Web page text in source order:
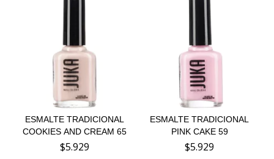
ESMALTE TRADICIONAL
COOKIES AND CREAM 65
$5.929
ESMALTE TRADICIONAL
PINK CAKE 59
$5.929